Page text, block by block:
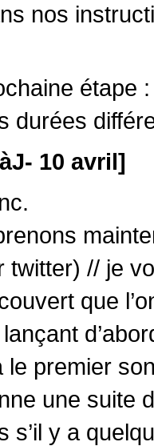
nos
étape
durées
10 avril]
twitter) // je
que
le premier
une suite
s’il y a